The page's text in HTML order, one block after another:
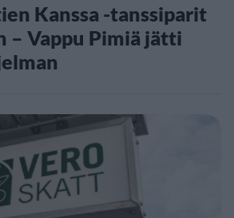
Kanssa -tanssiparit
– Vappu Pimiä jätti